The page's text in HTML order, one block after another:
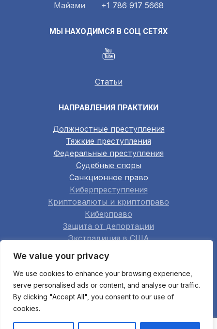
We value your privacy
We use cookies to enhance your browsing experience,
serve personalised ads or content, and analyse our traffic.
By clicking "Accept All", you consent to our use of
cookies.
Майами
+1 786 917 5668
МЫ НАХОДИМСЯ В СОЦ СЕТЯХ
Статьи
НАПРАВЛЕНИЯ ПРАКТИКИ
Должностные преступления
Тяжкие преступления
Федеральные преступления
Судебные споры
Санкционное право
Киберпреступления
Криптовалюты и криптоправо
Киберправо
Защита от депортации
Экстрадиция в США
Семейное право
Недвижимость
Строительство
Арбитраж
Апелляции
Все области практики